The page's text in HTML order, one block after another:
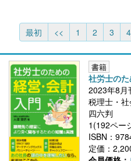
最初 << 1 2 3 4
書籍
社労士の
2023年8月
税理士・
四六判
1(192ペー
ISBN：
定価：